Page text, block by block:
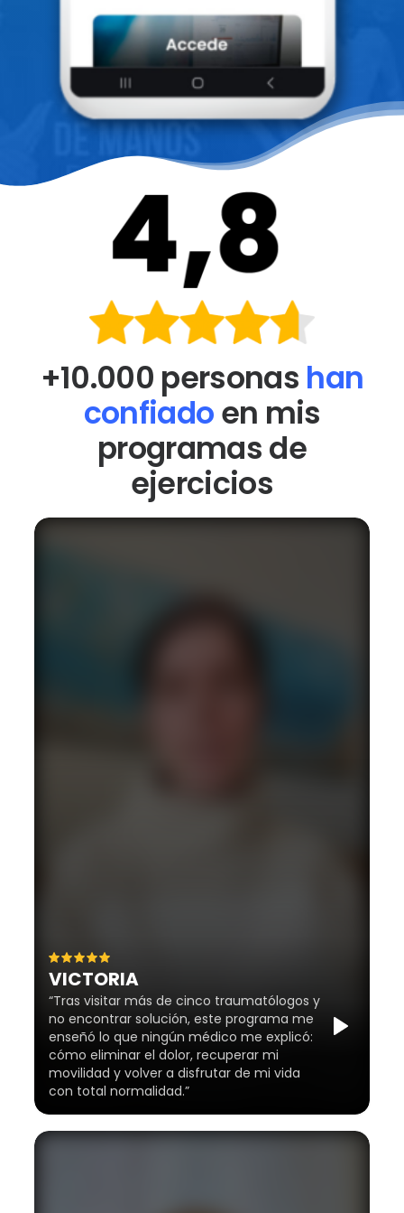
+10.000 personas han
confiadoen mis
programas de
ejercicios